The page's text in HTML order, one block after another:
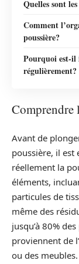
Quelles sont
Comment
poussière?
Pourquoi est-
régulièrement?
Comprendre
Avant de
poussière, il est
réellement la
éléments,
particules de
même des
jusqu’à 80%
proviennent de
ou des meubles.